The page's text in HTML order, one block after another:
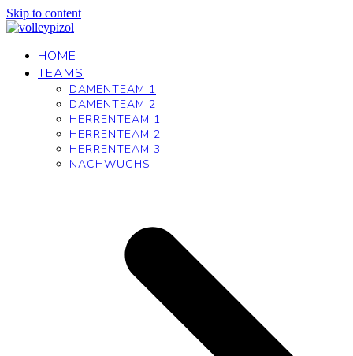
Skip to content
HOME
TEAMS
DAMENTEAM 1
DAMENTEAM 2
HERRENTEAM 1
HERRENTEAM 2
HERRENTEAM 3
NACHWUCHS